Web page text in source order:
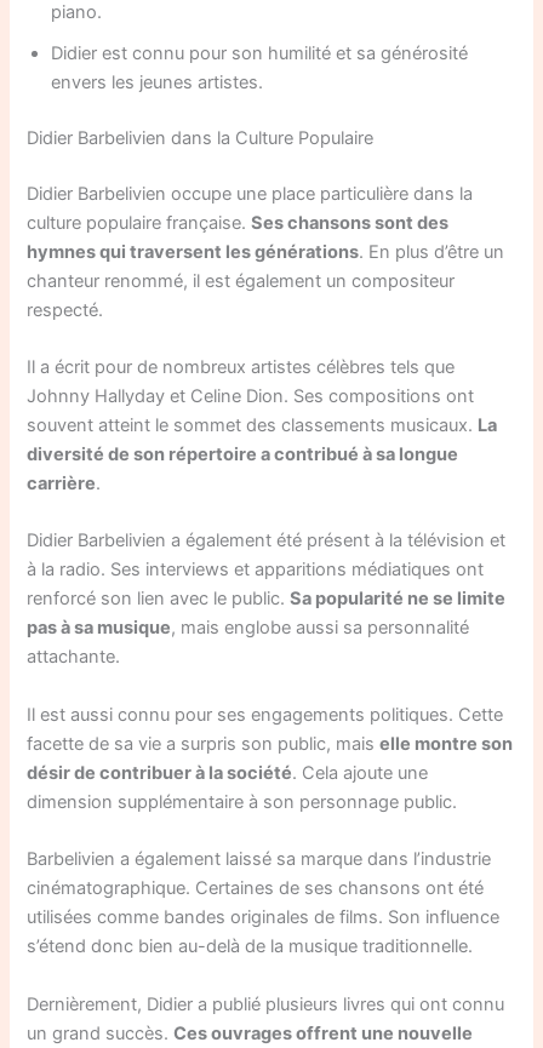
piano.
Didier est connu pour son humilité et sa générosité
envers les jeunes artistes.
Didier Barbelivien dans la Culture Populaire
Didier Barbelivien occupe une place particulière dans la
culture populaire française.Ses chansons sont des
hymnes qui traversent les générations. En plus d’être un
chanteur renommé, il est également un compositeur
respecté.
Il a écrit pour de nombreux artistes célèbres tels que
Johnny Hallyday et Celine Dion. Ses compositions ont
souvent atteint le sommet des classements musicaux. La
diversité de son répertoire a contribué à sa longue
carrière.
Didier Barbelivien a également été présent à la télévision et
à la radio. Ses interviews et apparitions médiatiques ont
renforcé son lien avec le public.Sa popularité ne se limite
pas à sa musique, mais englobe aussi sa personnalité
attachante.
Il est aussi connu pour ses engagements politiques. Cette
facette de sa vie a surpris son public, maiselle montre son
désir de contribuer à la société. Cela ajoute une
dimension supplémentaire à son personnage public.
Barbelivien a également laissé sa marque dans l’industrie
cinématographique. Certaines de ses chansons ont été
utilisées comme bandes originales de films. Son influence
s’étend donc bien au-delà de la musique traditionnelle.
Dernièrement, Didier a publié plusieurs livres qui ont connu
un grand succès.Ces ouvrages offrent une nouvelle